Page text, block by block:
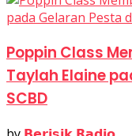
Poppin Class
Taylah Elaine
SCBD